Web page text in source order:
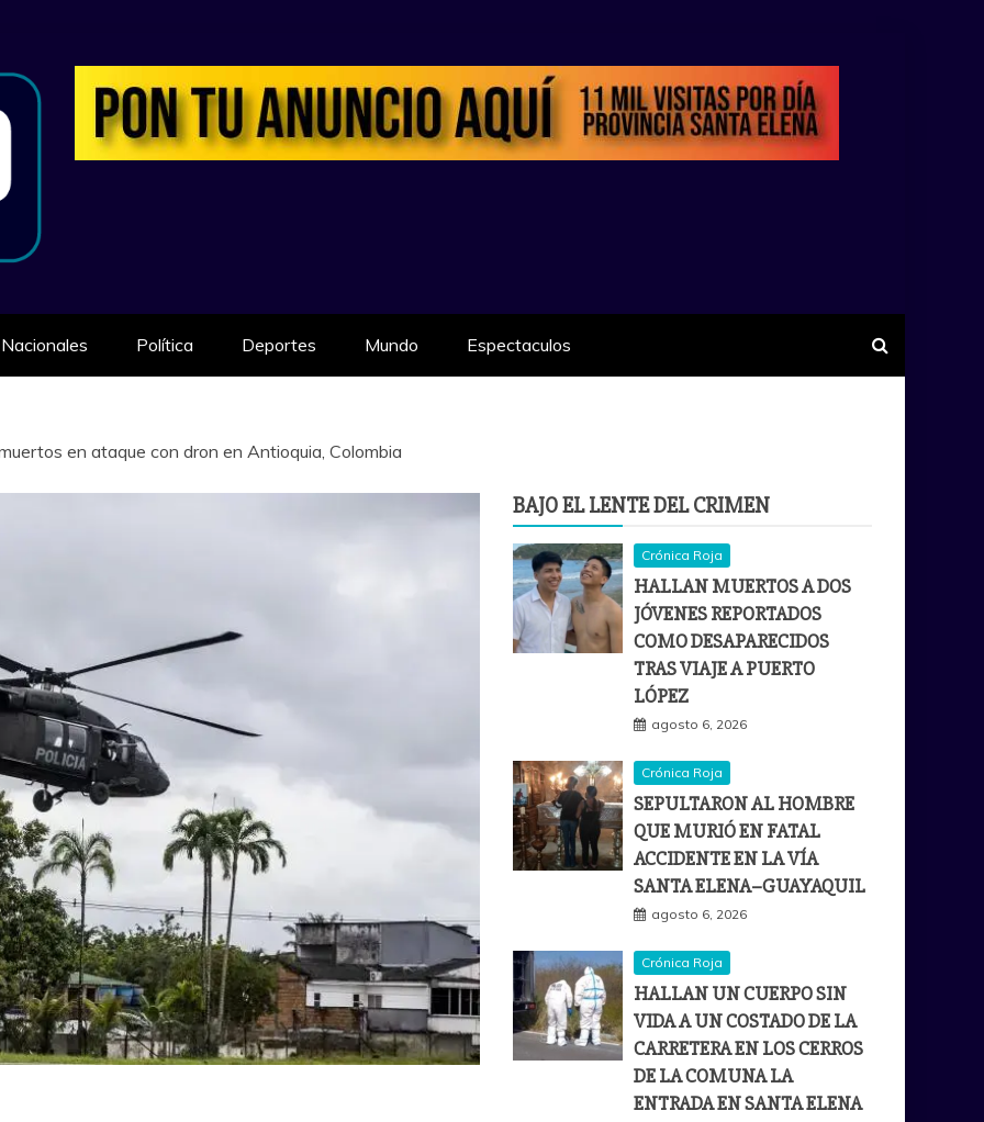
Nacionales Política Deportes Mundo Espectaculos
en ataque con dron en Antioquia, Colombia
BAJO EL LENTE DEL CRIMEN
Crónica Roja
HALLAN MUERTOS A DOS
JÓVENES REPORTADOS
COMO DESAPARECIDOS
TRAS VIAJE A PUERTO
LÓPEZ
agosto 6, 2026
Crónica Roja
SEPULTARON AL HOMBRE
QUE MURIÓ EN FATAL
ACCIDENTE EN LA VÍA
SANTA ELENA–GUAYAQUIL
agosto 6, 2026
Crónica Roja
HALLAN UN CUERPO SIN
VIDA A UN COSTADO DE LA
CARRETERA EN LOS CERROS
DE LA COMUNA LA
ENTRADA EN SANTA ELENA